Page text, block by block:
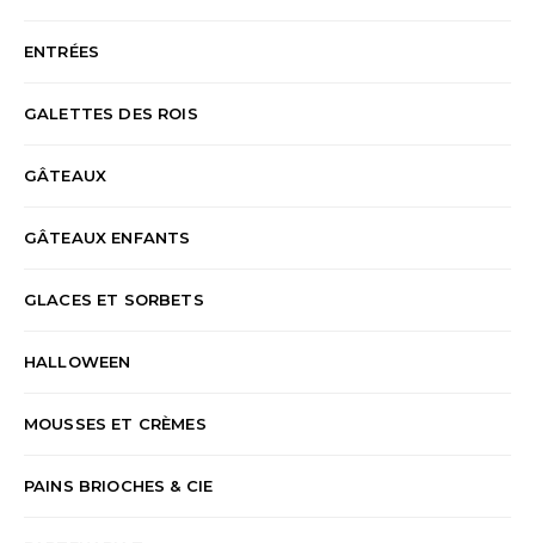
ENTRÉES
GALETTES DES ROIS
GÂTEAUX
GÂTEAUX ENFANTS
GLACES ET SORBETS
HALLOWEEN
MOUSSES ET CRÈMES
PAINS BRIOCHES & CIE